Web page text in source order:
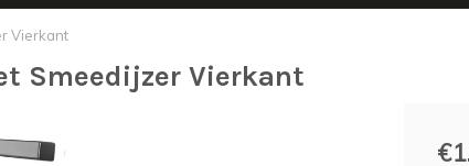
Vierkant
Smeedijzer Vierkant